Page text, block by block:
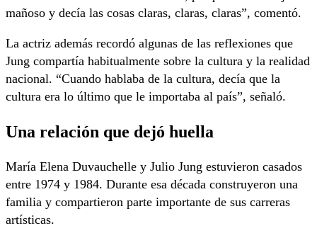
mañoso y decía las cosas claras, claras, claras”, comentó.
La actriz además recordó algunas de las reflexiones que
Jung compartía habitualmente sobre la cultura y la realidad
nacional. “Cuando hablaba de la cultura, decía que la
cultura era lo último que le importaba al país”, señaló.
Una relación que dejó huella
María Elena Duvauchelle y Julio Jung estuvieron casados
entre 1974 y 1984. Durante esa década construyeron una
familia y compartieron parte importante de sus carreras
artísticas.